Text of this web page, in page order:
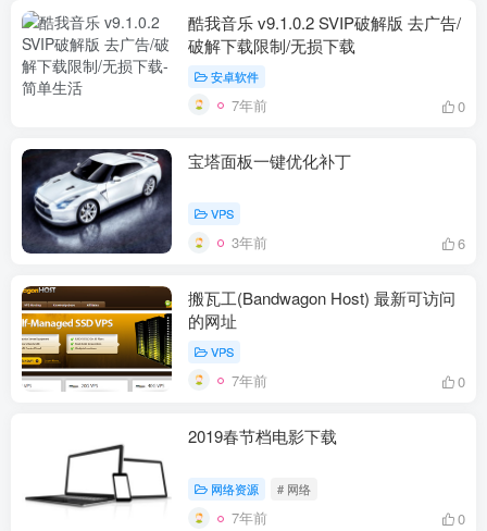
酷我音乐 v9.1.0.2 SVIP破解版 去广告/
破解下载限制/无损下载
安卓软件
7年前 0
宝塔面板一键优化补丁
VPS
3年前 6
搬瓦工(Bandwagon Host) 最新可访问
的网址
VPS
7年前 0
2019春节档电影下载
网络资源 # 网络
7年前 0